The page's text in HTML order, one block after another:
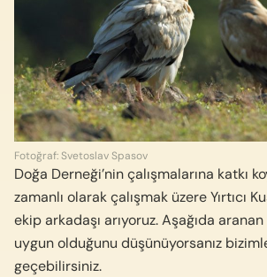
Fotoğraf: Svetoslav Spasov
Doğa Derneği’nin çalışmalarına katkı
zamanlı olarak çalışmak üzere Yırtıcı
ekip arkadaşı arıyoruz. Aşağıda
uygun olduğunu düşünüyorsanız
geçebilirsiniz.